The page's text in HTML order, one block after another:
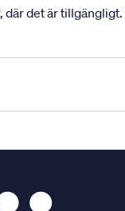
det är tillgängligt.